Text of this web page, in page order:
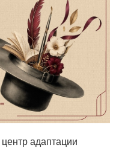
адаптации